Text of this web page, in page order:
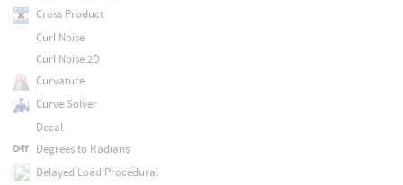
Cross Product
Curl Noise
Curl Noise 2D
Curvature
Curve Solver
Decal
Degrees to Radians
Delayed Load Procedural